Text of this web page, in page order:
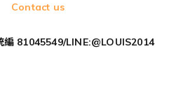
Contact us
編 81045549/LINE:@LOUIS2014